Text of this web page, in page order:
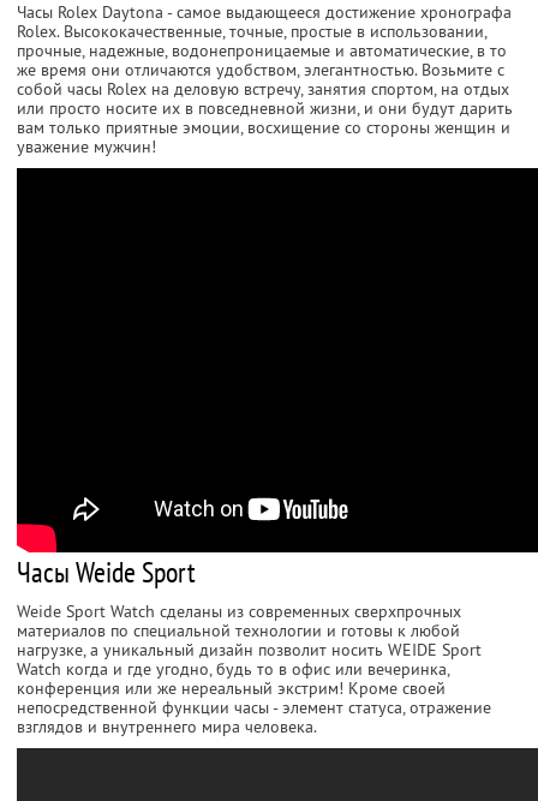
Часы Rolex Daytona - самое выдающееся достижение хронографа
Rolex. Высококачественные, точные, простые в использовании,
прочные, надежные, водонепроницаемые и автоматические, в то
же время они отличаются удобством, элегантностью. Возьмите с
собой часы Rolex на деловую встречу, занятия спортом, на отдых
или просто носите их в повседневной жизни, и они будут дарить
вам только приятные эмоции, восхищение со стороны женщин и
уважение мужчин!
Часы Weide Sport
Weide Sport Watch сделаны из современных сверхпрочных
материалов по специальной технологии и готовы к любой
нагрузке, а уникальный дизайн позволит носить WEIDE Sport
Watch когда и где угодно, будь то в офис или вечеринка,
конференция или же нереальный экстрим! Кроме своей
непосредственной функции часы - элемент статуса, отражение
взглядов и внутреннего мира человека.